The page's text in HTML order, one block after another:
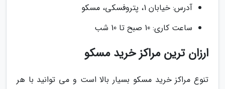
آدرس: خیابان 1، پتروفسکی، مسکو
ساعت کاری: 10 صبح تا 10 شب
ارزان ترین مراکز خرید مسکو
تنوع مراکز خرید مسکو بسیار بالا است و می توانید با هر